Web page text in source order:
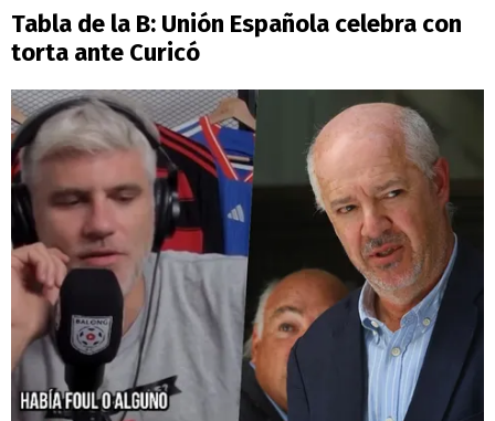
Tabla de la B: Unión Española celebra con
torta ante Curicó